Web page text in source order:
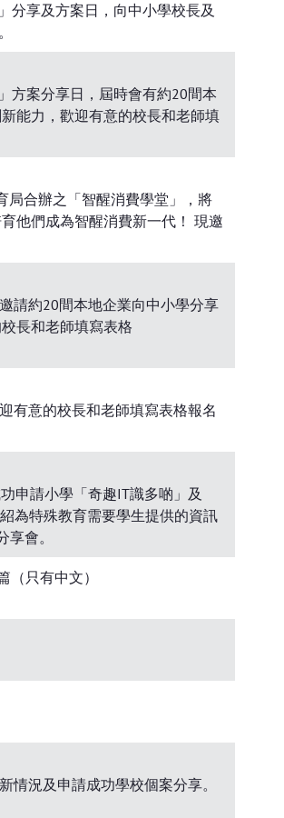
分享及方案日，向中小學校長及
方案分享日，屆時會有約20間本
能力，歡迎有意的校長和老師填
局合辦之「智醒消費學堂」，將
他們成為智醒消費新一代！ 現邀
請約20間本地企業向中小學分享
長和老師填寫表格
有意的校長和老師填寫表格報名
申請小學「奇趣IT識多啲」及
為特殊教育需要學生提供的資訊
享會。
只有中文）
況及申請成功學校個案分享。